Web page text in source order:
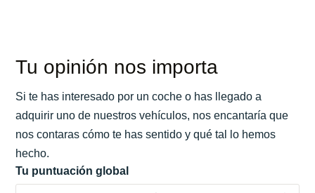
Tu opinión nos importa
Si te has interesado por un coche o has llegado a
adquirir uno de nuestros vehículos, nos encantaría que
nos contaras cómo te has sentido y qué tal lo hemos
hecho.
Tu puntuación global